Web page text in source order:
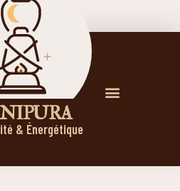
I P U R A
& Énergétique